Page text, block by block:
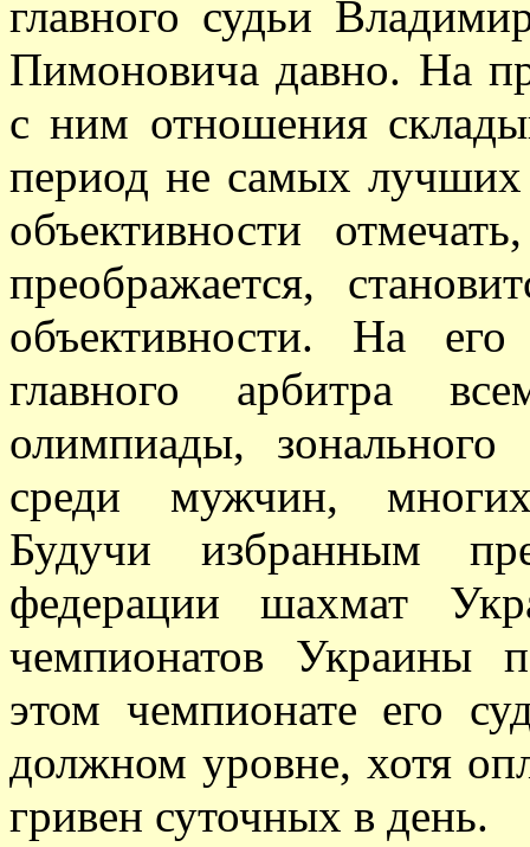
главного судьи
Пимоновича давно. На
с ним отношения
период не самых
объективности
преображается,
объективности. На
главного арбитра
олимпиады,
среди мужчин,
Будучи избранным
федерации шахмат
чемпионатов Украины
этом чемпионате его
должном уровне, хотя
гривен суточных в день.